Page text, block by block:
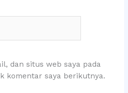
dan situs web saya pada
komentar saya berikutnya.